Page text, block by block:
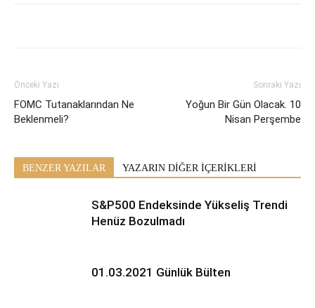
Önceki Yazı
FOMC Tutanaklarından Ne
Beklenmeli?
Sonraki Yazı
Yoğun Bir Gün Olacak. 10
Nisan Perşembe
BENZER YAZILAR YAZARIN DİĞER İÇERİKLERİ
S&P500 Endeksinde Yükseliş Trendi
Henüz Bozulmadı
01.03.2021 Günlük Bülten